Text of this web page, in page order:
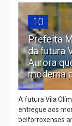
10
Prefeita
da futura
Aurora
moderna
A futura Vila
entregue aos
belforroxenses